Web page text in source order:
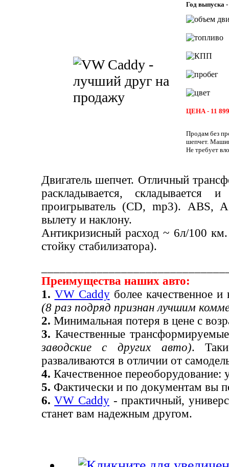
Год выпуска -
ЦЕНА - 11
Продам без
шепчет.
Не требует
Двигатель шепчет. Отличный
раскладывается, складывается
проигрыватель (CD, mp3). ABS,
вылету и наклону.
Антикризисный расход ~ 6л/100
стойку стабилизатора).
Преимущества наших авто:
1. VW Caddyболее качественное и
(8 раз подряд признан лучшим
2. Минимальная потеря в цене с
3. Качественные
заводские с других авто).
разваливаются в отличии от
4. Качественное
5. Фактически и по документам вы
6. VW Caddy- практичный,
станет вам надежным другом.